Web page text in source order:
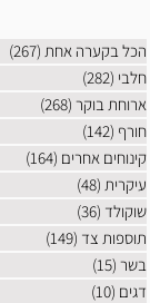
הכל בקערה אחת (267)
חלבי (282)
ארוחת בוקר (268)
חורף (142)
קינוחים אחרים (164)
עיקרית (48)
שוקולד (36)
תוספות צד (149)
בשר (15)
דגים (10)